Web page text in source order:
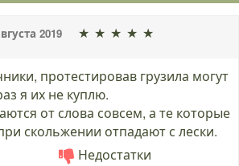
2019 ★ ★ ★ ★ ★
протестировав грузила могут
я их не куплю.
от слова совсем, а те которые
скольжении отпадают с лески.
Недостатки